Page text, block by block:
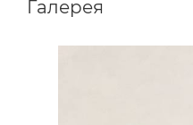
Галерея